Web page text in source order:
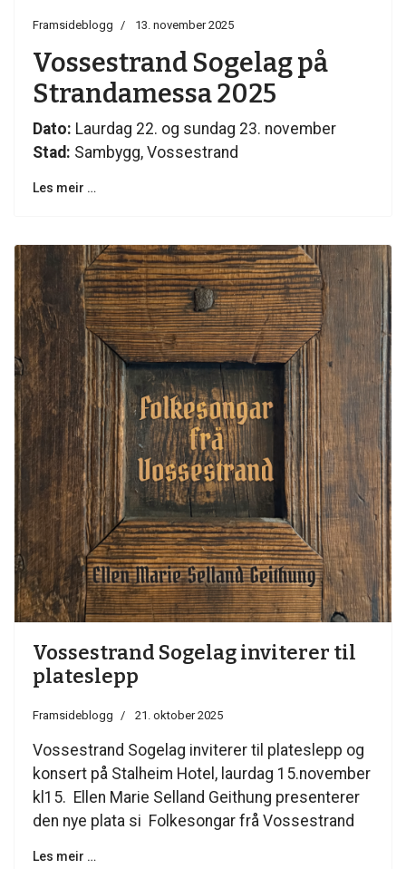
Framsideblogg 13. november 2025
Vossestrand Sogelag på
Strandamessa 2025
Dato: Laurdag 22. og sundag 23. november
Stad: Sambygg, Vossestrand
Les meir …
Vossestrand Sogelag inviterer til
plateslepp
Framsideblogg 21. oktober 2025
Vossestrand Sogelag inviterer til plateslepp og
konsert på Stalheim Hotel, laurdag 15.november
kl15. Ellen Marie Selland Geithung presenterer
den nye plata si Folkesongar frå Vossestrand
Les meir …